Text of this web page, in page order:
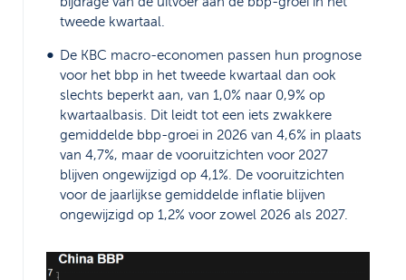
tweede kwartaal.
De KBC macro-economen passen hun prognose
voor het bbp in het tweede kwartaal dan ook
slechts beperkt aan, van 1,0% naar 0,9% op
kwartaalbasis. Dit leidt tot een iets zwakkere
gemiddelde bbp-groei in 2026 van 4,6% in plaats
van 4,7%, maar de vooruitzichten voor 2027
blijven ongewijzigd op 4,1%. De vooruitzichten
voor de jaarlijkse gemiddelde inflatie blijven
ongewijzigd op 1,2% voor zowel 2026 als 2027.